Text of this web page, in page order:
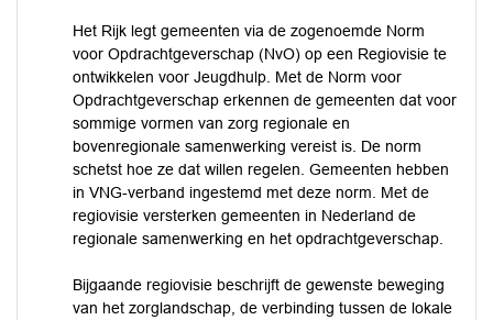
Het Rijk legt gemeenten via de zogenoemde Norm
voor Opdrachtgeverschap (NvO) op een Regiovisie te
ontwikkelen voor Jeugdhulp. Met de Norm voor
Opdrachtgeverschap erkennen de gemeenten dat voor
sommige vormen van zorg regionale en
bovenregionale samenwerking vereist is. De norm
schetst hoe ze dat willen regelen. Gemeenten hebben
in VNG-verband ingestemd met deze norm. Met de
regiovisie versterken gemeenten in Nederland de
regionale samenwerking en het opdrachtgeverschap.
Bijgaande regiovisie beschrijft de gewenste beweging
van het zorglandschap, de verbinding tussen de lokale